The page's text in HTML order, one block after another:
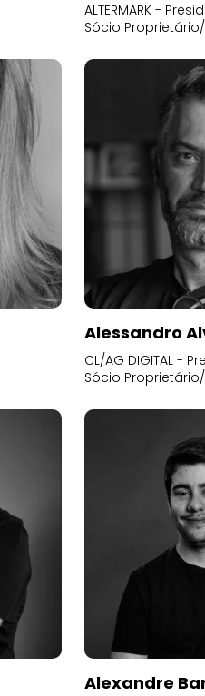
ALTERMARK -
Sócio
Alessandro
CL/AG DIGITAL -
Sócio
Alexandre